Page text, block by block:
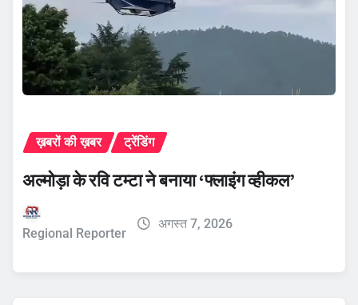
ख़बरों की ख़बर ट्रेंडिंग
अल्मोड़ा के रवि टम्टा ने बनाया ‘फ्लाइंग व्हीकल’
Regional Reporter
अगस्त 7, 2026